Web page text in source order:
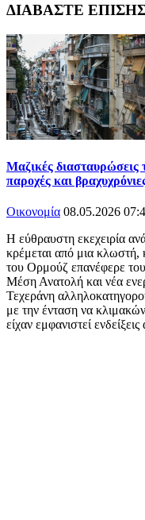
ΔΙΑΒΑΣΤΕ
Μαζικές διασταυρώσεις
παροχές και
Οικονομία 08.05.2026
Η εύθραυστη εκεχειρία
κρέμεται από μια
του Ορμούζ επανέφερε
Μέση Ανατολή και νέα
Τεχεράνη
με την ένταση να
είχαν εμφανιστεί